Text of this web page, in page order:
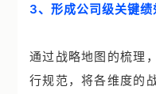
3、形成公司级关键绩
通过战略地图的梳理
行规范，将各维度的